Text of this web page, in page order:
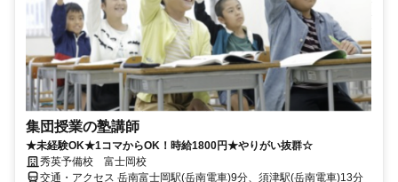
集団授業の塾講師
★未経験OK★1コマからOK！時給1800円★やりがい抜群☆
秀英予備校 富士岡校
交通・アクセス 岳南富士岡駅(岳南電車)9分、須津駅(岳南電車)13分